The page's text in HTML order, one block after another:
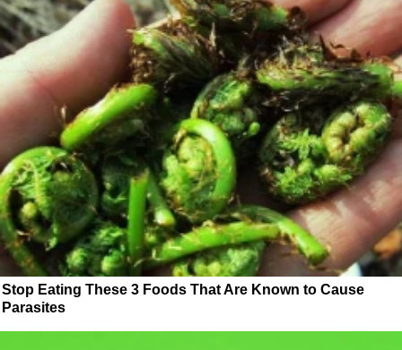
Stop Eating These 3 Foods That Are Known to Cause
Parasites